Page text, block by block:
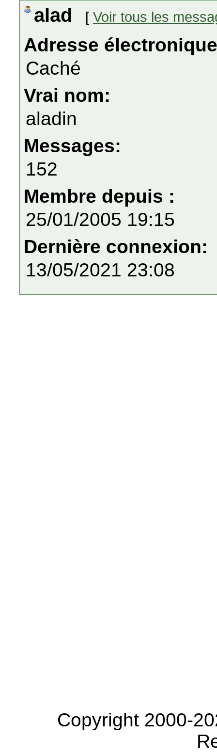
alad [ Voir tous les
Adresse
Caché
Vrai nom:
aladin
Messages:
152
Membre depuis :
25/01/2005 19:15
Dernière connexion:
13/05/2021 23:08
Copyright 2000-